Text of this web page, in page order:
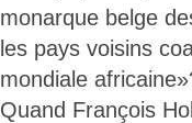
monarque belge
les pays voisins
mondiale
Quand François